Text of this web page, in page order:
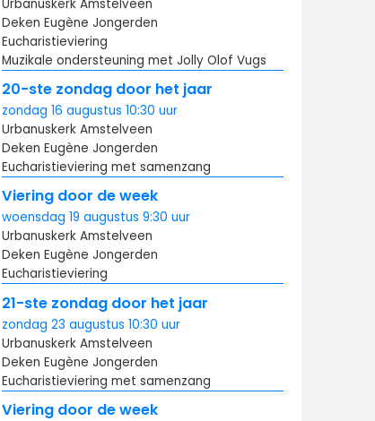
Urbanuskerk Amstelveen
Deken Eugène Jongerden
Eucharistieviering
Muzikale ondersteuning met Jolly Olof Vugs
20-ste zondag door het jaar
zondag 16 augustus 10:30 uur
Urbanuskerk Amstelveen
Deken Eugène Jongerden
Eucharistieviering met samenzang
Viering door de week
woensdag 19 augustus 9:30 uur
Urbanuskerk Amstelveen
Deken Eugène Jongerden
Eucharistieviering
21-ste zondag door het jaar
zondag 23 augustus 10:30 uur
Urbanuskerk Amstelveen
Deken Eugène Jongerden
Eucharistieviering met samenzang
Viering door de week